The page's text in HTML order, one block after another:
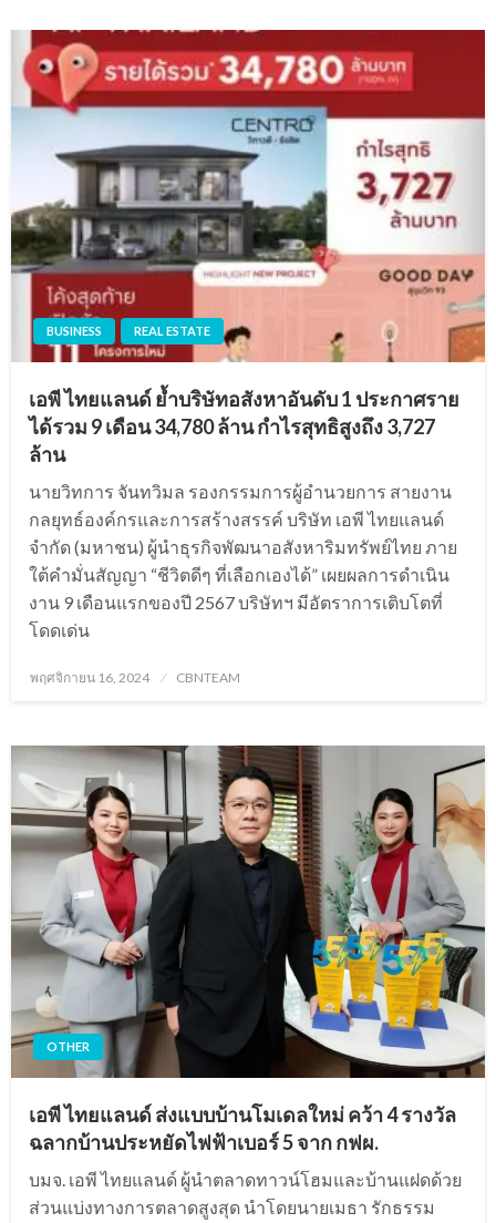
BUSINESS REAL ESTATE
เอพี ไทยแลนด์ ย้ำบริษัทอสังหาอันดับ 1 ประกาศราย
ได้รวม 9 เดือน 34,780 ล้าน กำไรสุทธิสูงถึง 3,727
ล้าน
นายวิทการ จันทวิมล รองกรรมการผู้อำนวยการ สายงาน
กลยุทธ์องค์กรและการสร้างสรรค์ บริษัท เอพี ไทยแลนด์
จำกัด (มหาชน) ผู้นำธุรกิจพัฒนาอสังหาริมทรัพย์ไทย ภาย
ใต้คำมั่นสัญญา “ชีวิตดีๆ ที่เลือกเองได้” เผยผลการดำเนิน
งาน 9 เดือนแรกของปี 2567 บริษัทฯ มีอัตราการเติบโตที่
โดดเด่น
Posted
พฤศจิกายน 16, 2024 CBNTEAM
OTHER
เอพี ไทยแลนด์ ส่งแบบบ้านโมเดลใหม่ คว้า 4 รางวัล
ฉลากบ้านประหยัดไฟฟ้าเบอร์ 5 จาก กฟผ.
บมจ. เอพี ไทยแลนด์ ผู้นำตลาดทาวน์โฮมและบ้านแฝดด้วย
ส่วนแบ่งทางการตลาดสูงสุด นำโดยนายเมธา รักธรรม